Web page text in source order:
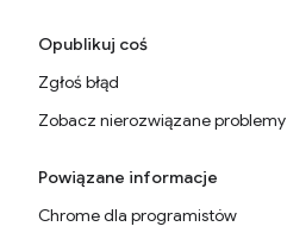
Opublikuj coś
Zgłoś błąd
Zobacz nierozwiązane problemy
Powiązane informacje
Chrome dla programistów